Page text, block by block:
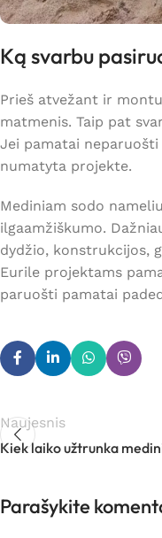
Ką svarbu
Prieš atvežant ir
matmenis. Taip pat
Jei pamatai
numatyta projekte.
Mediniam sodo
ilgaamžiškumo.
dydžio, konstrukcijos,
Eurile projektams
paruošti pamatai
Naujesnis
Kiek laiko užtrunka
Parašykite